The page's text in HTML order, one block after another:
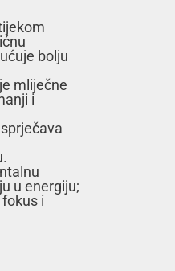
bolju
mliječne
i
u energiju;
i